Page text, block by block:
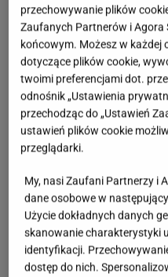
przechowywanie plików
Zaufanych Partnerów i Agora
końcowym. Możesz w każdej
dotyczące plików cookie,
twoimi preferencjami dot.
odnośnik „Ustawienia
przechodząc do „Ustawień
ustawień plików cookie
przeglądarki.
My, nasi Zaufani Partnerzy i
dane osobowe w
Użycie dokładnych danych
skanowanie charakterystyki
identyfikacji.
dostęp do nich.